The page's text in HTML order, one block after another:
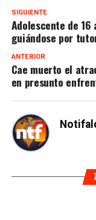
SIGUIENTE
Adolescente de
guiándose por
ANTERIOR
Cae muerto el
en presunto